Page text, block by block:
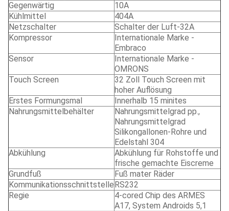
Gegenwärtig
10A
Kühlmittel
404A
Netzschalter
Schalter der Luft-32A
Kompressor
Internationale Marke -
Embraco
Sensor
Internationale Marke -
OMRONS
Touch Screen
32 Zoll Touch Screen mit
hoher Auflösung
Erstes Formungsmal
Innerhalb 15 minites
Nahrungsmittelbehälter
Nahrungsmittelgrad pp.,
Nahrungsmittelgrad
Silikongallonen-Rohre und
Edelstahl 304
Abkühlung
Abkühlung für Rohstoffe und
frische gemachte Eiscreme
Grundfuß
Fuß mater Räder
KommunikationsschnittstelleRS232
Regie
4-cored Chip des ARMES
A17, System Androids 5,1